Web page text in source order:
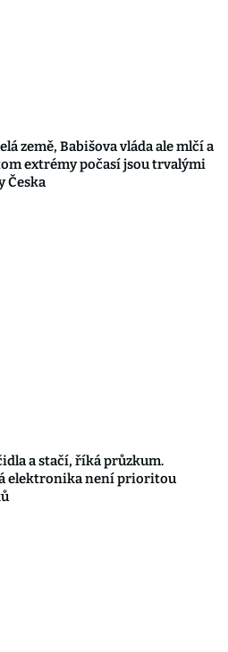
země, Babišova vláda ale mlčí a
extrémy počasí jsou trvalými
Česka
a stačí, říká průzkum.
elektronika není prioritou